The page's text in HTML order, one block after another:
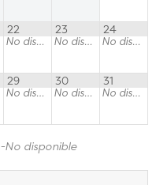
22
No disponible
23
No disponible
24
No disponible
29
No disponible
30
No disponible
31
No disponible
-No disponible